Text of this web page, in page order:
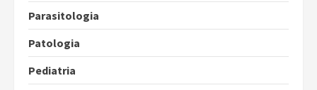
Parasitologia
Patologia
Pediatria